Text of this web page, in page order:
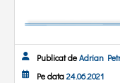
Publicat deAdrian
Pe data24.06.2021